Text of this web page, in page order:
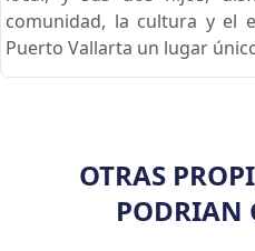
comunidad, la cultura y el
Puerto Vallarta un lugar
OTRAS
PODRIAN